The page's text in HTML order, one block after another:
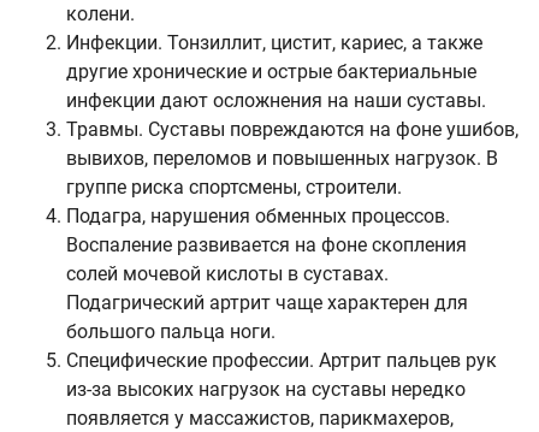
колени.
Инфекции. Тонзиллит, цистит, кариес, а также
другие хронические и острые бактериальные
инфекции дают осложнения на наши суставы.
Травмы. Суставы повреждаются на фоне ушибов,
вывихов, переломов и повышенных нагрузок. В
группе риска спортсмены, строители.
Подагра, нарушения обменных процессов.
Воспаление развивается на фоне скопления
солей мочевой кислоты в суставах.
Подагрический артрит чаще характерен для
большого пальца ноги.
Специфические профессии. Артрит пальцев рук
из-за высоких нагрузок на суставы нередко
появляется у массажистов, парикмахеров,